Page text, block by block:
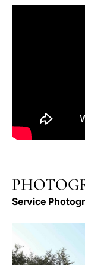
Service